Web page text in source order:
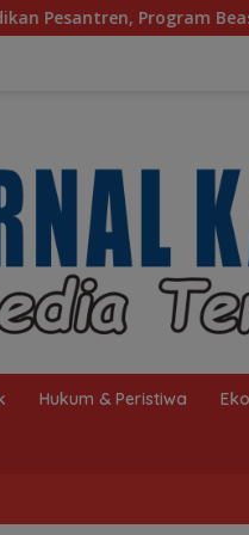
Santri Sudah
Hukum & Peristiwa